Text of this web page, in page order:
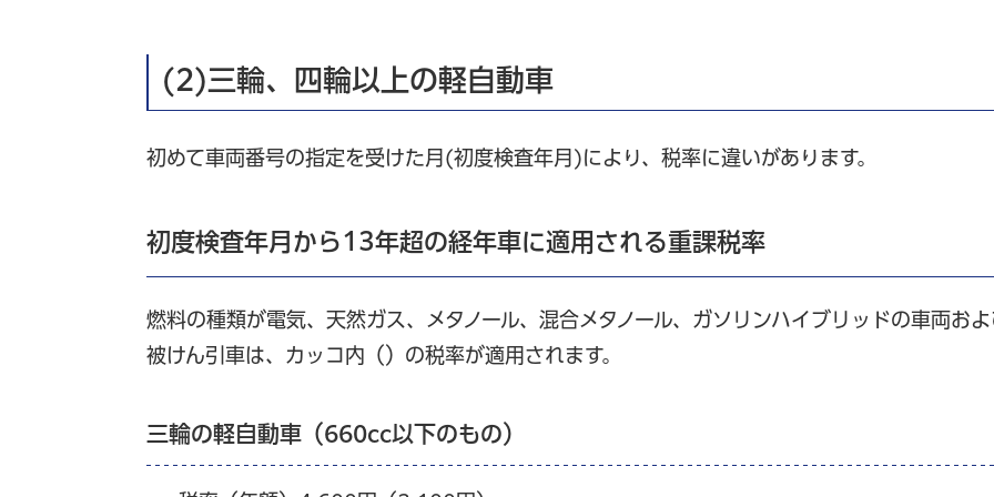
(2)三輪、四輪以上の軽自動車
初めて車両番号の指定を受けた月(初度検査年月)により、税率に違いがあります。
初度検査年月から13年超の経年車に適用される重課税率
燃料の種類が電気、天然ガス、メタノール、混合メタノール、ガソリンハイブリッドの車両お
被けん引車は、カッコ内（）の税率が適用されます。
三輪の軽自動車（660cc以下のもの）